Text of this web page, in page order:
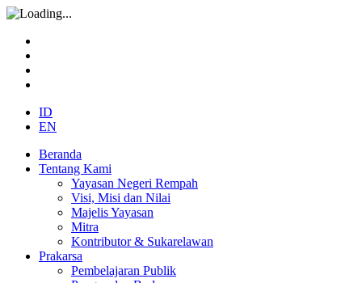
ID
EN
Beranda
Tentang Kami
Yayasan Negeri Rempah
Visi, Misi dan Nilai
Majelis Yayasan
Mitra
Kontributor & Sukarelawan
Prakarsa
Pembelajaran Publik